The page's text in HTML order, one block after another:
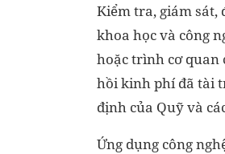
Kiểm tra, giám sát,
khoa học và công
hoặc trình cơ quan
hồi kinh phí đã tài
định của Quỹ và
Ứng dụng công